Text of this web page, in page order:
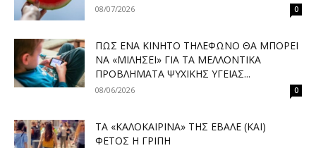
08/07/2026 0
ΠΏΣ ΈΝΑ ΚΙΝΗΤΌ ΤΗΛΈΦΩΝΟ ΘΑ ΜΠΟΡΕΊ
ΝΑ «ΜΙΛΉΣΕΙ» ΓΙΑ ΤΑ ΜΕΛΛΟΝΤΙΚΆ
ΠΡΟΒΛΉΜΑΤΑ ΨΥΧΙΚΉΣ ΥΓΕΊΑΣ...
08/06/2026 0
ΤΑ «ΚΑΛΟΚΑΙΡΙΝΆ» ΤΗΣ ΈΒΑΛΕ (ΚΑΙ)
ΦΈΤΟΣ Η ΓΡΊΠΗ